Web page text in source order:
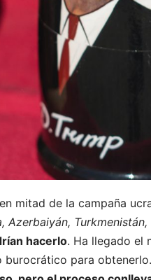
mitad de la campaña
Azerbaiyán,
hacerlo. Ha llegado el
burocrático para